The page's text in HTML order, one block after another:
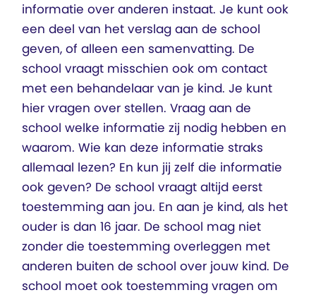
informatie over anderen instaat. Je kunt ook
een deel van het verslag aan de school
geven, of alleen een samenvatting. De
school vraagt misschien ook om contact
met een behandelaar van je kind. Je kunt
hier vragen over stellen. Vraag aan de
school welke informatie zij nodig hebben en
waarom. Wie kan deze informatie straks
allemaal lezen? En kun jij zelf die informatie
ook geven? De school vraagt altijd eerst
toestemming aan jou. En aan je kind, als het
ouder is dan 16 jaar. De school mag niet
zonder die toestemming overleggen met
anderen buiten de school over jouw kind. De
school moet ook toestemming vragen om